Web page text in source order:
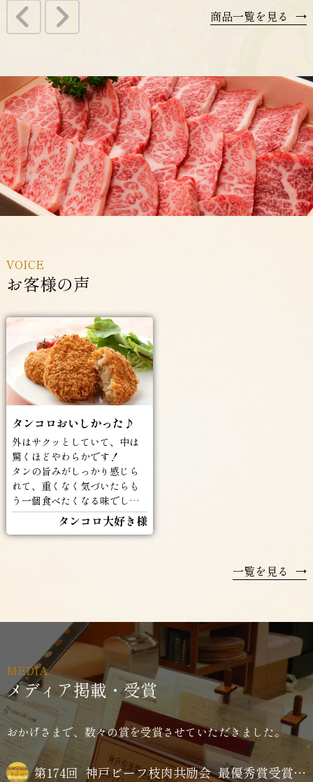
商品一覧を見る →
VOICE
お客様の声
タンコロおいしかった♪
外はサクッとしていて、中は
驚くほどやわらかです！
タンの旨みがしっかり感じら
れて、重くなく気づいたらも
う一個食べたくなる味でした
(^^♪
タンコロ大好き様
一覧を見る →
MEDIA
メディア掲載・受賞
おかげさまで、数々の賞を受賞させていただきました。
第174回 神戸ビーフ枝肉共励会 最優秀賞受賞牛購買